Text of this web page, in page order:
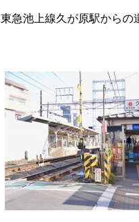
東急池上線久が原駅からの